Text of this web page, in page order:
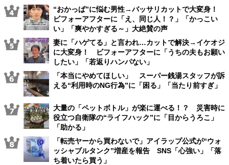
“おかっぱ”に悩む男性→バッサリカットで大変身！
ビフォーアフターに「え、同じ人！？」「かっこい
い」「爽やかすぎる～」大絶賛の声
妻に「ハゲてる」と言われ…カットで解決→イケオジ
に大変身！ ビフォーアフターに「うちの夫もお願い
したい」「若返りハンパない」
「本当にやめてほしい」 スーパー銭湯スタッフが訴
える“利用時のNG行為”に「困る」「当たり前すぎ」
大量の「ペットボトル」が楽に運べる！？ 災害時に
役立つ自衛隊の“ライフハック”に「目からうろこ」
「助かる」
「転売ヤーから買わないで」アイラップ公式が“ウォ
ッシャブルタンク”増産を報告 SNS「心強い」「落
ち着いたら買う」